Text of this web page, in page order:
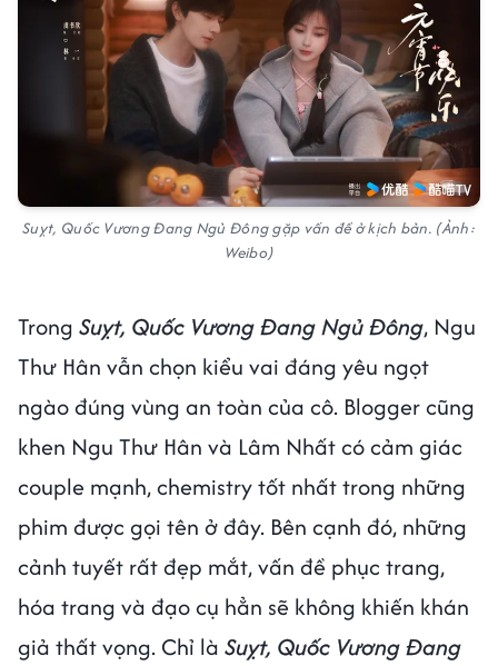
Suỵt, Quốc Vương Đang Ngủ Đông gặp vấn đề ở kịch bản. (Ảnh:
Weibo)
Trong Suỵt, Quốc Vương Đang Ngủ Đông, Ngu
Thư Hân vẫn chọn kiểu vai đáng yêu ngọt
ngào đúng vùng an toàn của cô. Blogger cũng
khen Ngu Thư Hân và Lâm Nhất có cảm giác
couple mạnh, chemistry tốt nhất trong những
phim được gọi tên ở đây. Bên cạnh đó, những
cảnh tuyết rất đẹp mắt, vấn đề phục trang,
hóa trang và đạo cụ hẳn sẽ không khiến khán
giả thất vọng. Chỉ là Suỵt, Quốc Vương Đang